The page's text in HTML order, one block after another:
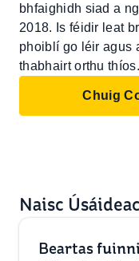
bhfaighidh siad a
2018. Is féidir leat
phoiblí go léir agus
thabhairt orthu thíos.
Chuig
Naisc
Beartas